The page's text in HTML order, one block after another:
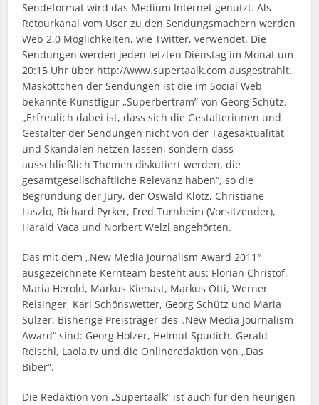
Sendeformat wird das Medium Internet genutzt. Als
Retourkanal vom User zu den Sendungsmachern werden
Web 2.0 Möglichkeiten, wie Twitter, verwendet. Die
Sendungen werden jeden letzten Dienstag im Monat um
20:15 Uhr über http://www.supertaalk.com ausgestrahlt.
Maskottchen der Sendungen ist die im Social Web
bekannte Kunstfigur „Superbertram” von Georg Schütz.
„Erfreulich dabei ist, dass sich die Gestalterinnen und
Gestalter der Sendungen nicht von der Tagesaktualität
und Skandalen hetzen lassen, sondern dass
ausschließlich Themen diskutiert werden, die
gesamtgesellschaftliche Relevanz haben“, so die
Begründung der Jury, der Oswald Klotz, Christiane
Laszlo, Richard Pyrker, Fred Turnheim (Vorsitzender),
Harald Vaca und Norbert Welzl angehörten.
Das mit dem „New Media Journalism Award 2011″
ausgezeichnete Kernteam besteht aus: Florian Christof,
Maria Herold, Markus Kienast, Markus Otti, Werner
Reisinger, Karl Schönswetter, Georg Schütz und Maria
Sulzer. Bisherige Preisträger des „New Media Journalism
Award“ sind: Georg Holzer, Helmut Spudich, Gerald
Reischl, Laola.tv und die Onlineredaktion von „Das
Biber“.
Die Redaktion von „Supertaalk“ ist auch für den heurigen